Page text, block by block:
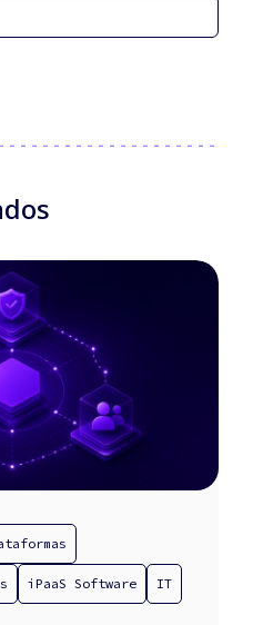
iPaaS Software IT